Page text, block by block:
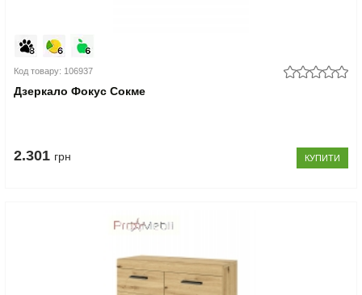
Код товару: 106937
Дзеркало Фокус Сокме
2.301 грн КУПИТИ